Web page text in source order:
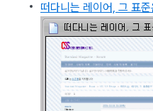
떠다니는 레이어, 그 표준